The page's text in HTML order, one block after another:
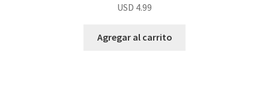
USD 4.99
Agregar al carrito